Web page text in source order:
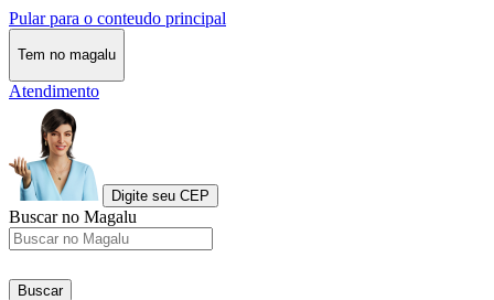
Pular para o conteudo principal
Tem no magalu
Atendimento
Digite seu CEP
Buscar no Magalu
Buscar